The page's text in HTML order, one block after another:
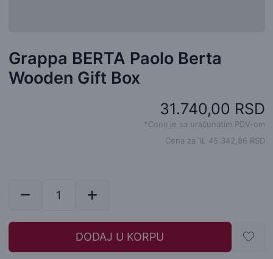
Grappa BERTA Paolo Berta
Wooden Gift Box
31.740,00 RSD
*Cena je sa uračunatim PDV-om
Cena za 1L 45.342,86 RSD
DODAJ U KORPU